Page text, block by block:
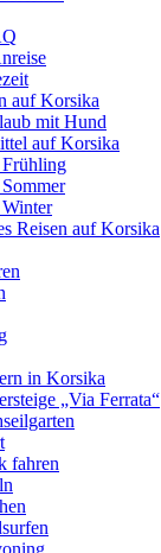
auf Korsika
mit Hund
auf Korsika
Reisen auf Korsika
in Korsika
„Via Ferrata“
fahren